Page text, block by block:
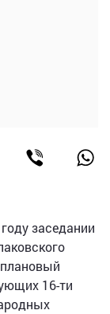
заседании
16-ти